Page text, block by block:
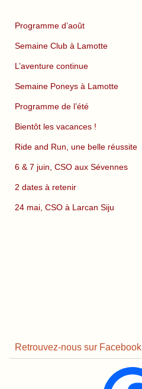
Programme d’août
Semaine Club à Lamotte
L’aventure continue
Semaine Poneys à Lamotte
Programme de l’été
Bientôt les vacances !
Ride and Run, une belle réussite
6 & 7 juin, CSO aux Sévennes
2 dates à retenir
24 mai, CSO à Larcan Siju
Retrouvez-nous sur Facebook